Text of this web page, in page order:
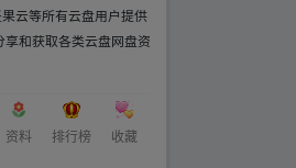
云等所有云盘用户提供
享和获取各类云盘网盘资
资料 排行榜 收藏